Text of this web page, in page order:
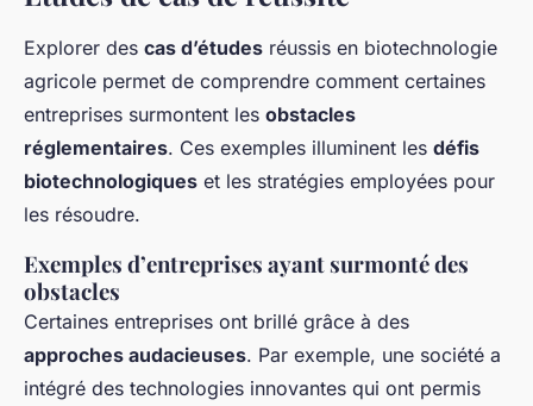
Explorer des cas d’études réussis en biotechnologie
agricole permet de comprendre comment certaines
entreprises surmontent les obstacles
réglementaires. Ces exemples illuminent les défis
biotechnologiques et les stratégies employées pour
les résoudre.
Exemples d’entreprises ayant surmonté des
obstacles
Certaines entreprises ont brillé grâce à des
approches audacieuses. Par exemple, une société a
intégré des technologies innovantes qui ont permis